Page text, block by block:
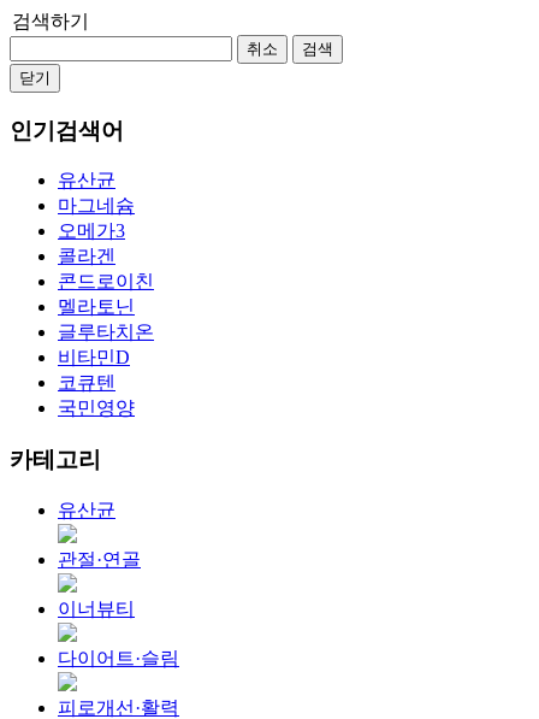
검색하기
취소
검색
닫기
인기검색어
유산균
마그네슘
오메가3
콜라겐
콘드로이친
멜라토닌
글루타치온
비타민D
코큐텐
국민영양
카테고리
유산균
관절·연골
이너뷰티
다이어트·슬림
피로개선·활력